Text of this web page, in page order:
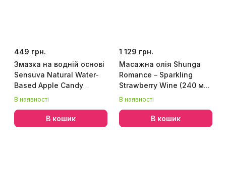
449 грн.
Змазка на водній основі
Sensuva Natural Water-
Based Apple Candy
(57мл) без гліцерину та
В наявності
В кошик
1 129 грн.
Масажна олія Shunga
Romance – Sparkling
Strawberry Wine (240 мл)
натуральна
В наявності
В кошик